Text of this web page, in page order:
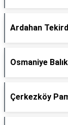
Ardahan
Osmaniye
Çerkezköy